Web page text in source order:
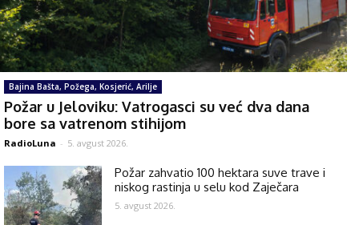
Bajina Bašta, Požega, Kosjerić, Arilje
Požar u Jeloviku: Vatrogasci su već dva dana
bore sa vatrenom stihijom
RadioLuna - 5. avgust 2026.
Požar zahvatio 100 hektara suve trave i
niskog rastinja u selu kod Zaječara
5. avgust 2026.